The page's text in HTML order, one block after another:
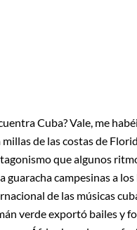
Cuba? Vale, me
de las costas de
que algunos
guaracha campesinas a
de las músicas
verde exportó bailes y